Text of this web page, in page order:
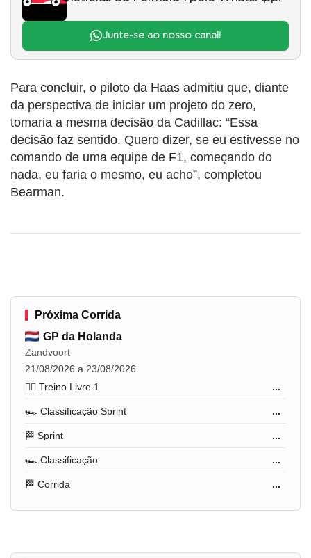
Junte-se ao nosso canal!
Para concluir, o piloto da Haas admitiu que, diante
da perspectiva de iniciar um projeto do zero,
tomaria a mesma decisão da Cadillac: “Essa
decisão faz sentido. Quero dizer, se eu estivesse no
comando de uma equipe de F1, começando do
nada, eu faria o mesmo, eu acho”, completou
Bearman.
Próxima Corrida
GP da Holanda
Zandvoort
21/08/2026 a 23/08/2026
🏋️‍♂️ Treino Livre 1
...
🏎️ Classificação Sprint ...
🏁 Sprint ...
🏎️ Classificação ...
🏁 Corrida ...